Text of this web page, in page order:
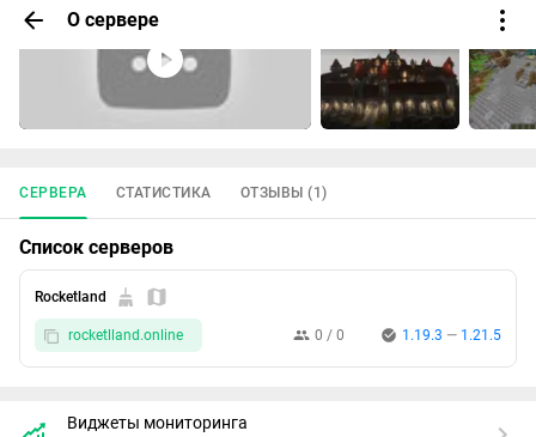
О сервере
Заходи скорее! На тебя вся надежда!
СЕРВЕРА СТАТИСТИКА ОТЗЫВЫ (1)
Список серверов
Rocketland
0 / 0 1.19.3 — 1.21.5
rocketlland.online
Виджеты мониторинга